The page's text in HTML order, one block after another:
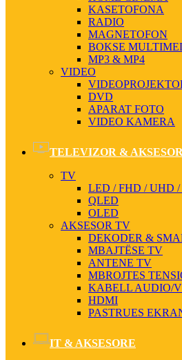
KASETOFONA
RADIO
MAGNETOFON
BOKSE
MP3 & MP4
VIDEO
DVD
APARAT FOTO
VIDEO KAMERA
TELEVIZOR &
TV
LED / FHD / UHD /
QLED
OLED
AKSESOR TV
DEKODER &
MBAJTËSE TV
ANTENE TV
MBROJTES
KABELL AUDIO/
HDMI
PASTRUES
IT & AKSESORE